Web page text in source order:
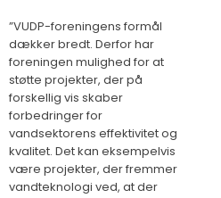
”VUDP-foreningens formål
dækker bredt. Derfor har
foreningen mulighed for at
støtte projekter, der på
forskellig vis skaber
forbedringer for
vandsektorens effektivitet og
kvalitet. Det kan eksempelvis
være projekter, der fremmer
vandteknologi ved, at der